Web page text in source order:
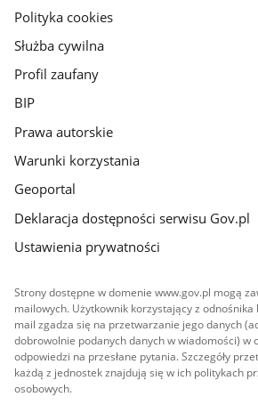
gov.pl
Polityka cookies
Służba cywilna
Profil zaufany
BIP
Prawa autorskie
Warunki korzystania
Geoportal
Deklaracja dostępności serwisu Gov.pl
Ustawienia prywatności
Strony dostępne w domenie www.gov.pl mogą
mailowych. Użytkownik korzystający z
mail zgadza się na przetwarzanie jego danych
dobrowolnie podanych danych w wiadomości) w
odpowiedzi na przesłane pytania. Szczegóły
każdą z jednostek znajdują się w ich politykach
osobowych.